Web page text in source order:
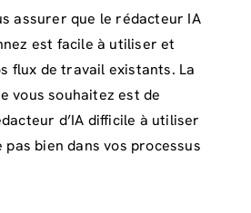
assurer que le rédacteur IA
est facile à utiliser et
flux de travail existants. La
vous souhaitez est de
d’IA difficile à utiliser
pas bien dans vos processus